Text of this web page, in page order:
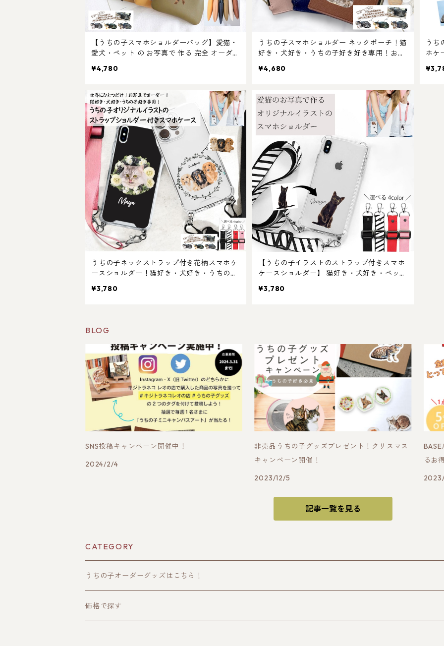
【うちの子スマホショルダーバッグ】愛猫・
愛犬・ペット の お写真で 作る 完全 オーダー
ー
¥4,780
うちの子スマホショルダー ネックポーチ！猫
好き・犬好き・うちの子好き好き専用！おし
い！ペット好き専用！メンズへのプレゼント
¥4,680
うち
ホケ
マホ
うちの子ネックストラップ付き花柄スマホケ
ースショルダー！猫好き・犬好き・うちの子
ッピングギフトありでプレゼントにもおすす
¥3,780
【うちの子イラストのストラップ付きスマホ
ケースショルダー】 猫好き・犬好き・ペット
プレゼントにも！iPhoneケース！選べるスト
¥3,780
BLOG
SNS投稿キャンペーン開催中！
2024/2/4
非売品うちの子グッズプレゼント！クリスマス
キャンペーン開催！
2023/12/5
るお
記事一覧を見る
CATEGORY
うちの子オーダーグッズはこちら！
うちの子トップス
価格で探す